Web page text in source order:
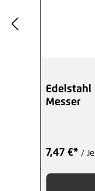
Edelstahl
Messer
7,47 €* /